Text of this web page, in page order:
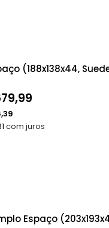
(188x138x44,
com juros
Espaço